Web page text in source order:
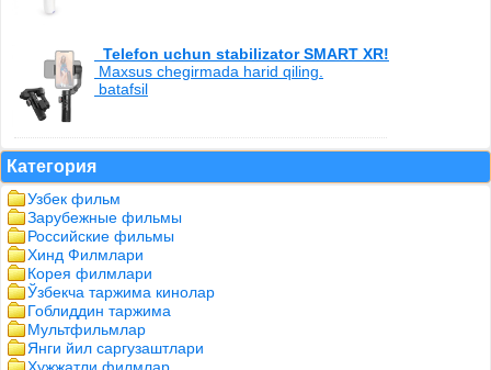
Telefon uchun stabilizator SMART XR!
Maxsus chegirmada harid qiling.
batafsil
Категория
Узбек фильм
Зарубежные фильмы
Российские фильмы
Хинд Филмлари
Корея филмлари
Ўзбекча таржима кинолар
Гоблиддин таржима
Мультфильмлар
Янги йил саргузаштлари
Хужжатли филмлар